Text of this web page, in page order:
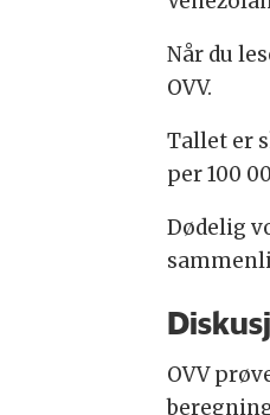
Når du
OVV.
Tallet er
per 100
Dødelig
OVV